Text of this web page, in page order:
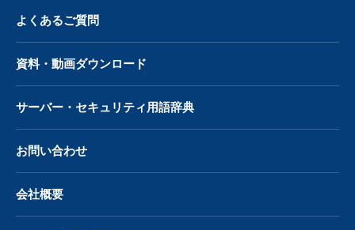
よくあるご質問
資料・動画ダウンロード
サーバー・ セキュリティ用語辞典
お問い合わせ
会社概要